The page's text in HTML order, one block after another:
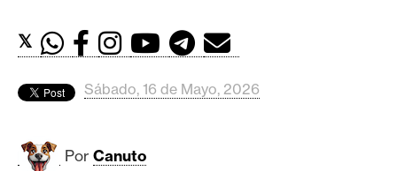
d
s
B
𝕏
Sábado, 16 de Mayo, 2026
Por Canuto